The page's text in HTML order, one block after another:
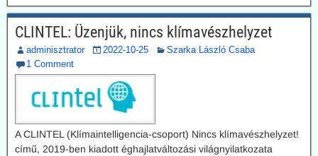
CLINTEL: Üzenjük, nincs klímavészhelyzet
adminisztrator 2022-10-25
Szarka László Csaba
1 Comment
A CLINTEL (Klímaintelligencia-csoport) Nincs klímavészhelyzet!
című, 2019-ben kiadott éghajlatváltozási világnyilatkozata